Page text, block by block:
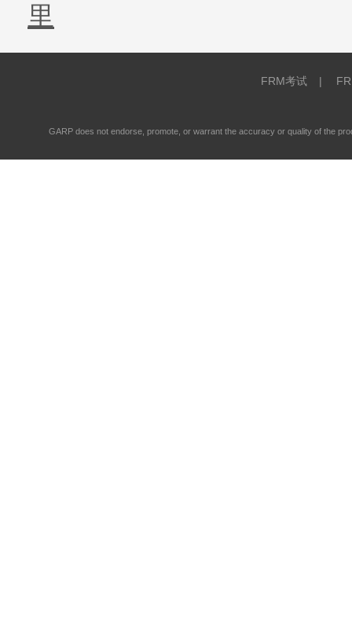
里
FRM考试 |
GARP does not endorse, promote, or warrant the accuracy or quality of the